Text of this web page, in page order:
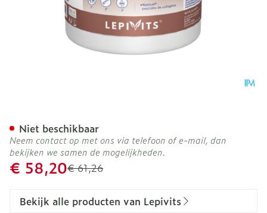
Adviesprijs
€ 61,26
Promotie prijs
€ 58,20
Niet beschikbaar
Neem contact op met ons via telefoon of e-mail, dan
bekijken we samen de mogelijkheden.
Bekijk alle producten van Lepivits